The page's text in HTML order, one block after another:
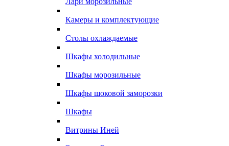
Камеры и комплектующие
Столы охлаждаемые
Шкафы холодильные
Шкафы морозильные
Шкафы шоковой заморозки
Шкафы
Витрины Иней